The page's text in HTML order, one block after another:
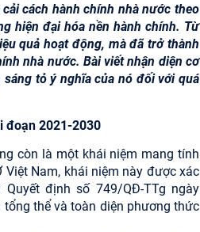
cách hành chính nhà nước theo
hiện đại hóa nền hành chính. Từ
quả hoạt động, mà đã trở thành
nhà nước. Bài viết nhận diện cơ
tỏ ý nghĩa của nó đối với quá
đoạn 2021-2030
còn là một khái niệm mang tính
Nam, khái niệm này được xác
định số 749/QĐ-TTg ngày
thể và toàn diện phương thức